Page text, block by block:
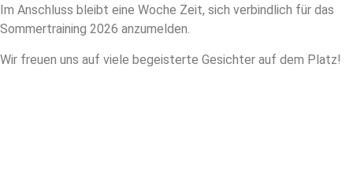
Im Anschluss bleibt eine Woche Zeit, sich verbindlich für das
Sommertraining 2026 anzumelden.
Wir freuen uns auf viele begeisterte Gesichter auf dem Platz!